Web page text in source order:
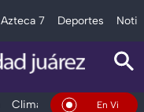
Azteca 7 Deportes
Clima DeportesEn Vivo